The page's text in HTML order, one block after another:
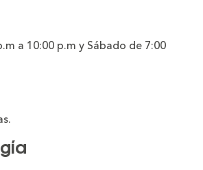
a 10:00 p.m y Sábado de 7:00